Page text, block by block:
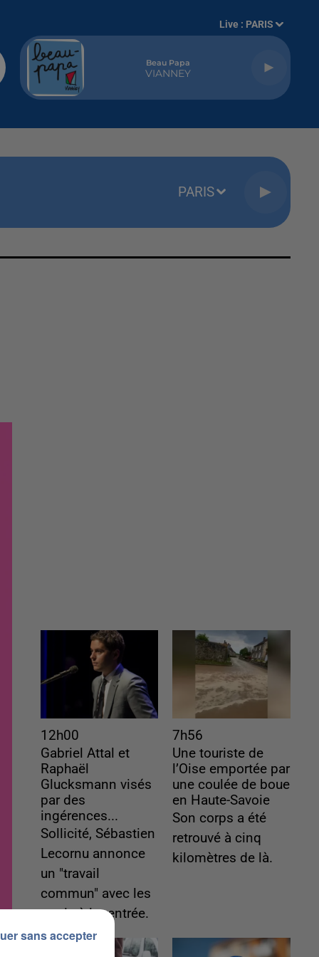
Live : PARIS
Beau Papa
VIANNEY
PARIS
12h00
Gabriel Attal et
Raphaël
Glucksmann visés
par des
ingérences...
Sollicité, Sébastien
Lecornu annonce
un "travail
commun" avec les
partis à la rentrée.
7h56
Une touriste de
l’Oise emportée par
une coulée de boue
en Haute-Savoie
Son corps a été
retrouvé à cinq
kilomètres de là.
sans accepter